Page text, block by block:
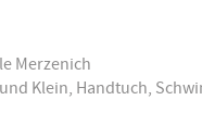
Merzenich
Klein, Handtuch,